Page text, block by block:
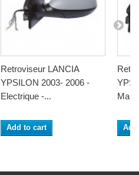
Retroviseur LANCIA
YPSILON 2003- 2006 -
Electrique -...
Add to cart